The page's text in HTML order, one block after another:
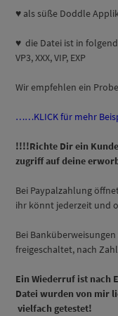
♥ als süße Doddle
♥ die Datei ist in
VP3, XXX, VIP, EXP
Wir empfehlen ein
……KLICK für mehr
!!!!Richte Dir ein
zugriff auf deine
Bei Paypalzahlung
ihr könnt jederzeit und
Bei
freigeschaltet, nach
Ein Wiederruf ist nach
Datei wurden von mir
vielfach getestet!